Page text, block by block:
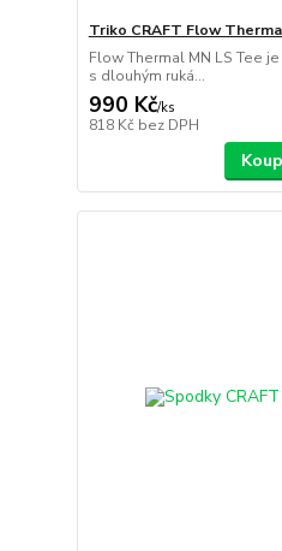
Triko CRAFT Flow
Flow Thermal MN LS Tee
s dlouhým ruká...
990 Kč/ks
818 Kč bez DPH